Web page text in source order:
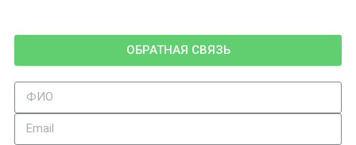
ОБРАТНАЯ СВЯЗЬ